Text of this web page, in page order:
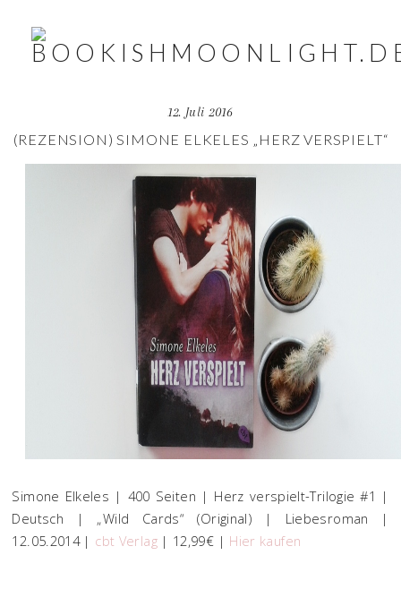
12. Juli 2016
(REZENSION) SIMONE ELKELES „HERZ VERSPIELT“
Simone Elkeles | 400 Seiten | Herz verspielt-Trilogie #1 |
Deutsch | „Wild Cards“ (Original) | Liebesroman |
12.05.2014 | cbt Verlag| 12,99€ | Hier kaufen